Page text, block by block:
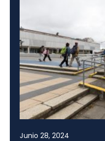
Junio 28, 2024